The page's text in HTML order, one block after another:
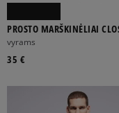
PROSTO MARŠKINĖLIAI
vyrams
35 €